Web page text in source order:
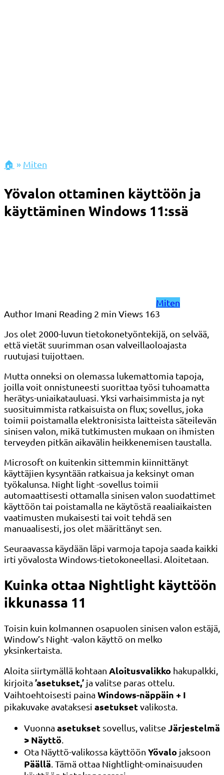
🏠 » Miten
Yövalon ottaminen käyttöön ja
käyttäminen Windows 11:ssä
Miten
Author Imani Reading 2 min Views 163
Jos olet 2000-luvun tietokonetyöntekijä, on selvää,
että vietät suurimman osan valveillaoloajasta
ruutujasi tuijottaen.
Mutta onneksi on olemassa lukemattomia tapoja,
joilla voit onnistuneesti suorittaa työsi tuhoamatta
herätys-uniaikatauluasi. Yksi varhaisimmista ja nyt
suosituimmista ratkaisuista on flux; sovellus, joka
toimii poistamalla elektronisista laitteista säteilevän
sinisen valon, mikä tutkimusten mukaan on ihmisten
terveyden pitkän aikavälin heikkenemisen taustalla.
Microsoft on kuitenkin sittemmin kiinnittänyt
käyttäjien kysyntään ratkaisua ja keksinyt oman
työkalunsa. Night light -sovellus toimii
automaattisesti ottamalla sinisen valon suodattimet
käyttöön tai poistamalla ne käytöstä reaaliaikaisten
vaatimusten mukaisesti tai voit tehdä sen
manuaalisesti, jos olet määrittänyt sen.
Seuraavassa käydään läpi varmoja tapoja saada kaikki
irti yövalosta Windows-tietokoneellasi. Aloitetaan.
Kuinka ottaa Nightlight käyttöön
ikkunassa 11
Toisin kuin kolmannen osapuolen sinisen valon estäjä,
Window’s Night -valon käyttö on melko
yksinkertaista.
Aloita siirtymällä kohtaan Aloitusvalikko hakupalkki,
kirjoita ’asetukset,’ ja valitse paras ottelu.
Vaihtoehtoisesti paina Windows-näppäin + I
pikakuvake avataksesi asetuksetvalikosta.
Vuonna asetukset sovellus, valitse Järjestelmä
> Näyttö
Ota Näyttö-valikossa käyttöön Yövalo jaksoon
Päällä . Tämä ottaa Nightlight-ominaisuuden